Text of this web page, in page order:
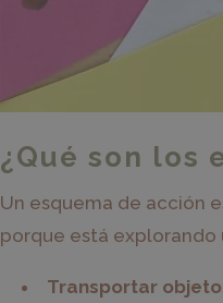
¿Qué son los
Un esquema de acción
porque está explorando
Transportar